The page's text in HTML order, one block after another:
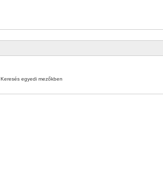
Keresés egyedi mezőkben